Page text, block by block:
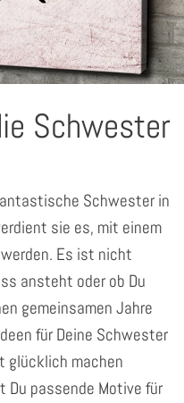
Schwester
Schwester in
sie es, mit einem
Es ist nicht
ansteht oder ob Du
gemeinsamen Jahre
für Deine Schwester
glücklich machen
Du passende Motive für